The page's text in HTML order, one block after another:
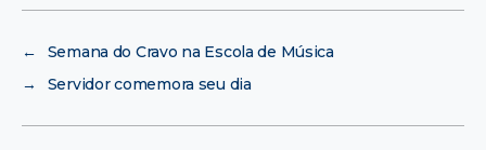
←
Semana do Cravo na Escola de Música
→
Servidor comemora seu dia